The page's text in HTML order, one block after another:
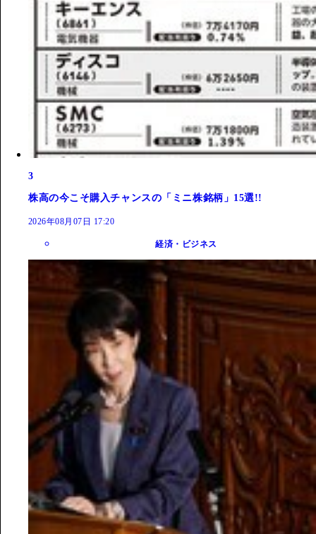
3
株高の今こそ購入チャンスの「ミニ株銘柄」15選!!
2026年08月07日 17:20
経済・ビジネス